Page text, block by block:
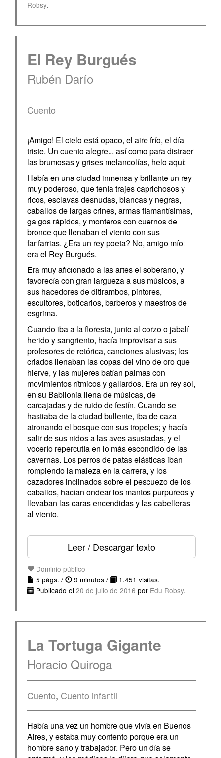
Robsy.
El Rey Burgués
Rubén Darío
Cuento
¡Amigo! El cielo está opaco, el aire frío, el día
triste. Un cuento alegre... así como para distraer
las brumosas y grises melancolías, helo aquí:
Había en una ciudad inmensa y brillante un rey
muy poderoso, que tenía trajes caprichosos y
ricos, esclavas desnudas, blancas y negras,
caballos de largas crines, armas flamantísimas,
galgos rápidos, y monteros con cuernos de
bronce que llenaban el viento con sus
fanfarrias. ¿Era un rey poeta? No, amigo mío:
era el Rey Burgués.
Era muy aficionado a las artes el soberano, y
favorecía con gran largueza a sus músicos, a
sus hacedores de ditirambos, pintores,
escultores, boticarios, barberos y maestros de
esgrima.
Cuando iba a la floresta, junto al corzo o jabalí
herido y sangriento, hacía improvisar a sus
profesores de retórica, canciones alusivas; los
criados llenaban las copas del vino de oro que
hierve, y las mujeres batían palmas con
movimientos rítmicos y gallardos. Era un rey sol,
en su Babilonia llena de músicas, de
carcajadas y de ruido de festín. Cuando se
hastiaba de la ciudad bullente, iba de caza
atronando el bosque con sus tropeles; y hacía
salir de sus nidos a las aves asustadas, y el
vocerío repercutía en lo más escondido de las
cavernas. Los perros de patas elásticas iban
rompiendo la maleza en la carrera, y los
cazadores inclinados sobre el pescuezo de los
caballos, hacían ondear los mantos purpúreos y
llevaban las caras encendidas y las cabelleras
al viento.
Leer / Descargar texto
Dominio público
5 págs. /
9 minutos /
1.451 visitas.
Publicado el 20 de julio de 2016 por Edu Robsy.
La Tortuga Gigante
Horacio Quiroga
Cuento, Cuento infantil
Había una vez un hombre que vivía en Buenos
Aires, y estaba muy contento porque era un
hombre sano y trabajador. Pero un día se